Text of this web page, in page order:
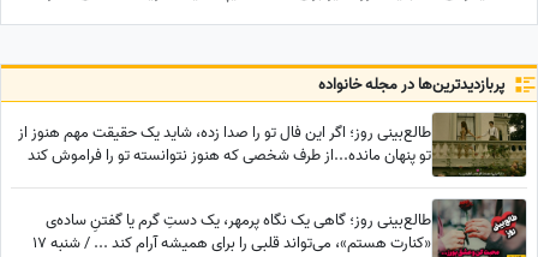
دوربین اصلی شیائومی
دولت برای حل ناترازی برق
پربازدید‌ترین‌ها در مجله خانواده
طالع‌بینی روز؛ اگر این فال تو را صدا زده، شاید یک حقیقت مهم هنوز از
تو پنهان مانده...از طرف شخصی که هنوز نتوانسته تو را فراموش کند
طالع‌بینی روز؛ گاهی یک نگاه پرمهر، یک دستِ گرم یا گفتنِ ساده‌ی
«کنارت هستم»، می‌تواند قلبی را برای همیشه آرام کند ... / شنبه 17